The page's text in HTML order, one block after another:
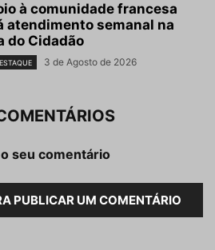
à comunidade francesa
atendimento semanal na
do Cidadão
3 de Agosto de 2026
seu comentário
PUBLICAR UM COMENTÁRIO